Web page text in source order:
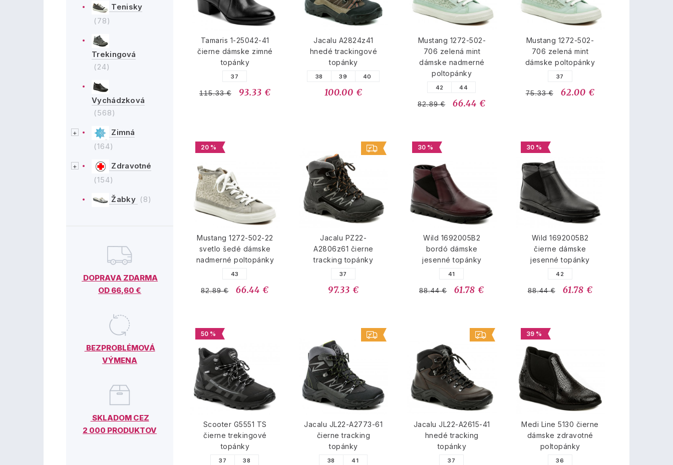
Tenisky
(78)
Trekingová
(24)
Vychádzková
(568)
Zimná
(164)
Zdravotné
(154)
Žabky (8)
DOPRAVA ZDARMA
OD 66,60 €
BEZPROBLÉMOVÁ
VÝMENA
SKLADOM CEZ
2 000 PRODUKTOV
Tamaris 1-25042-41
čierne dámske zimné
topánky
37
115.33 € 93.33 €
Jacalu A2824z41
hnedé trackingové
topánky
38 39 40
100.00 €
Mustang 1272-502-
706 zelená mint
dámske nadmerné
poltopánky
42 44
82.89 € 66.44 €
Mustang 1272-502-
706 zelená mint
dámske poltopánky
37
75.33 € 62.00 €
20 %
Mustang 1272-502-22
svetlo šedé dámske
nadmerné poltopánky
43
82.89 € 66.44 €
Jacalu PZ22-
A2806z61 čierne
tracking topánky
37
97.33 €
30 %
Wild 1692005B2
bordó dámske
jesenné topánky
41
88.44 € 61.78 €
30 %
Wild 1692005B2
čierne dámske
jesenné topánky
42
88.44 € 61.78 €
50 %
Scooter G5551 TS
čierne trekingové
topánky
37 38
Jacalu JL22-A2773-61
čierne tracking
topánky
38 41
Jacalu JL22-A2615-41
hnedé tracking
topánky
37
39 %
Medi Line 5130 čierne
dámske zdravotné
poltopánky
36